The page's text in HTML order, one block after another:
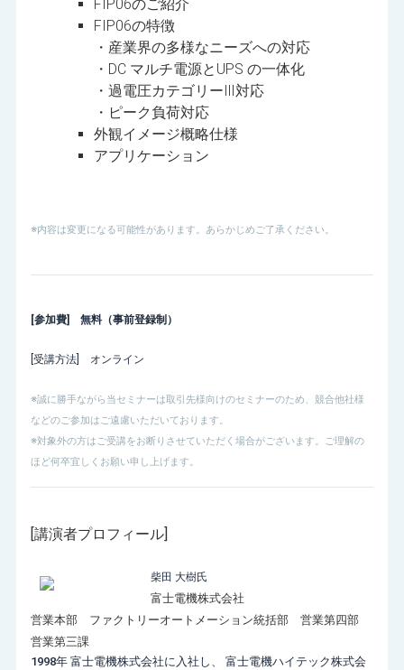
FIP06のご紹介
FIP06の特徴
・産業界の多様なニーズへの対応
・DC マルチ電源とUPS の一体化
・過電圧カテゴリーⅢ対応
・ピーク負荷対応
外観イメージ概略仕様
アプリケーション
※内容は変更になる可能性があります。あらかじめご了承ください。
[参加費] 無料（事前登録制）
[受講方法] オンライン
※誠に勝手ながら当セミナーは取引先様向けのセミナーのため、競合他社様
などのご参加はご遠慮いただいております。
※対象外の方はご受講をお断りさせていただく場合がございます。ご理解の
ほど何卒宜しくお願い申し上げます。
[講演者プロフィール]
柴田 大樹氏
富士電機株式会社
営業本部 ファクトリーオートメーション統括部 営業第四部
営業第三課
1998年 富士電機株式会社に入社し、 富士電機ハイテック株式会